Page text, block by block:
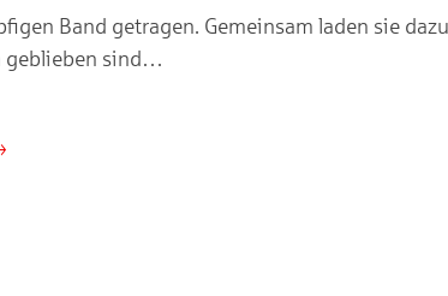
Band getragen. Gemeinsam laden sie
geblieben sind…